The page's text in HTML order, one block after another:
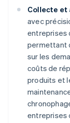
Collecte et
avec
entreprises
permettant
sur les
coûts de
produits et
entreprises